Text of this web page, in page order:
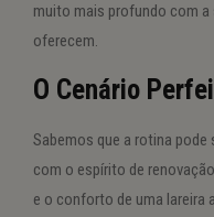
muito mais profundo com
oferecem.
O Cenário
Sabemos que a rotina
com o espírito de
e o conforto de uma lareira